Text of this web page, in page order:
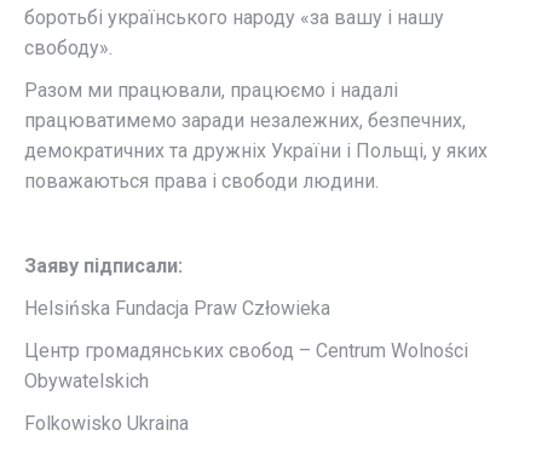
боротьбі українського народу «за вашу і нашу
свободу».
Разом ми працювали, працюємо і надалі
працюватимемо заради незалежних, безпечних,
демократичних та дружніх України і Польщі, у яких
поважаються права і свободи людини.
Заяву підписали:
Helsińska Fundacja Praw Człowieka
Центр громадянських свобод – Centrum Wolności
Obywatelskich
Folkowisko Ukraina